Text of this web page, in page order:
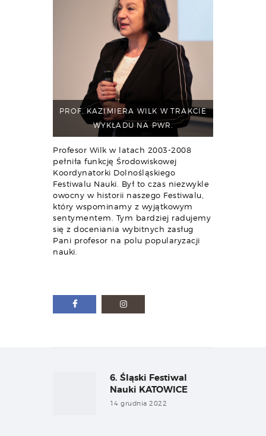
PROF. KAZIMIERA WILK W TRAKCIE
WYKŁADU NA PWR.
Profesor Wilk w latach 2003-2008
pełniła funkcję Środowiskowej
Koordynatorki Dolnośląskiego
Festiwalu Nauki. Był to czas niezwykle
owocny w historii naszego Festiwalu,
który wspominamy z wyjątkowym
sentymentem. Tym bardziej radujemy
się z doceniania wybitnych zasług
Pani profesor na polu popularyzacji
nauki.
Previous
post:
6. Śląski Festiwal
Nauki KATOWICE
14 grudnia 2022